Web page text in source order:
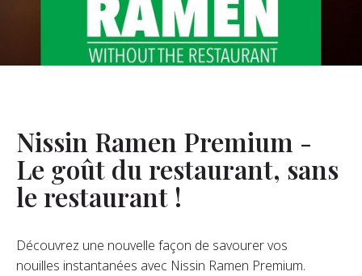
De Nous
FAQ
Nissin Ramen Premium -
Le goût du restaurant, sans
le restaurant !
Découvrez une nouvelle façon de savourer vos
nouilles instantanées avec Nissin Ramen Premium.